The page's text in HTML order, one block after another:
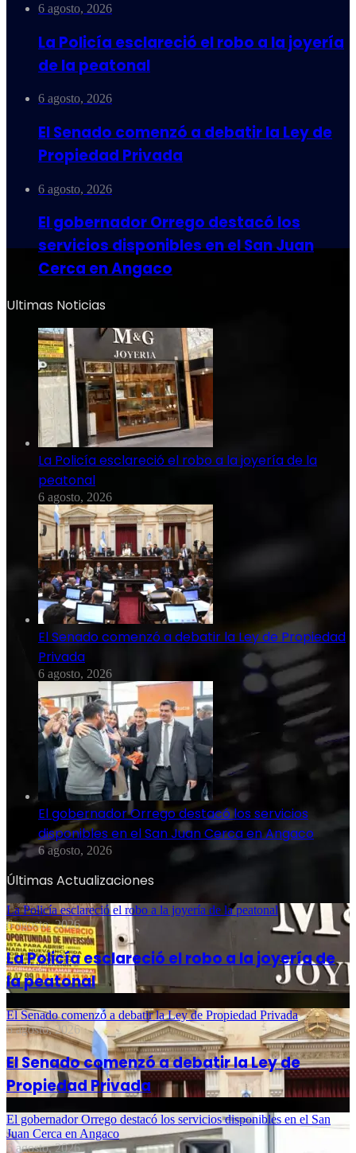
6 agosto, 2026
La Policía esclareció el robo a la joyería
de la peatonal
6 agosto, 2026
El Senado comenzó a debatir la Ley de
Propiedad Privada
6 agosto, 2026
El gobernador Orrego destacó los
servicios disponibles en el San Juan
Cerca en Angaco
Ultimas Noticias
La Policía esclareció el robo a la joyería de la
peatonal
6 agosto, 2026
El Senado comenzó a debatir la Ley de Propiedad
Privada
6 agosto, 2026
El gobernador Orrego destacó los servicios
disponibles en el San Juan Cerca en Angaco
6 agosto, 2026
Últimas Actualizaciones
La Policía esclareció el robo a la joyería de la peatonal
6 agosto, 2026
La Policía esclareció el robo a la joyería de
la peatonal
El Senado comenzó a debatir la Ley de Propiedad Privada
6 agosto, 2026
El Senado comenzó a debatir la Ley de
Propiedad Privada
El gobernador Orrego destacó los servicios disponibles en el San
Juan Cerca en Angaco
6 agosto, 2026